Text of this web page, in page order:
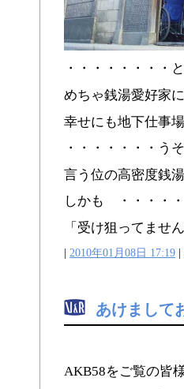
・・・・・・・・
めちゃ銭湯愛好家
幸せにも地下仕事
・・・・・・・う
言う位の高密度銭
しかも ・・・・・
「受け狙ってませ
| 2010年01月08日 17:19 |
あけまして
AKB58をご覧の皆